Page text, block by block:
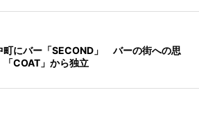
町にバー「SECOND」 バーの街への思
「COAT」から独立